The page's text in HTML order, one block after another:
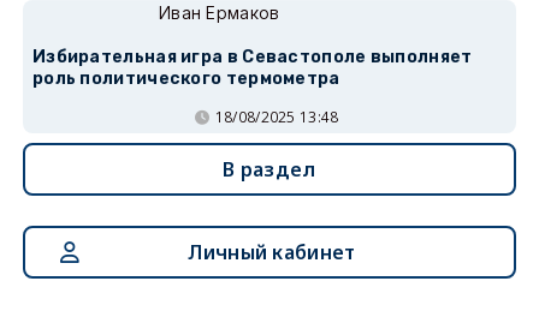
Иван Ермаков
Избирательная игра в Севастополе выполняет
роль политического термометра
18/08/2025 13:48
В раздел
Личный кабинет